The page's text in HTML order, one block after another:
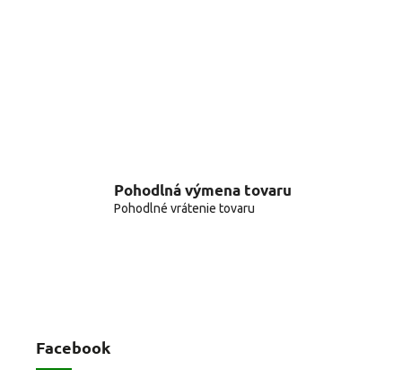
Pohodlná výmena tovaru
Pohodlné vrátenie tovaru
Facebook